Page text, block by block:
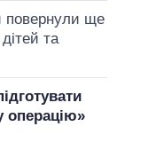
повернули ще
та
операцію»